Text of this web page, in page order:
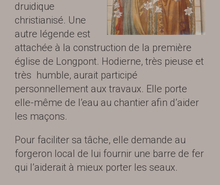
druidique
christianisé. Une
autre légende est
attachée à la construction de la première
église de Longpont. Hodierne, très pieuse et
très humble, aurait participé
personnellement aux travaux. Elle porte
elle-même de l’eau au chantier afin d’aider
les maçons.
Pour faciliter sa tâche, elle demande au
forgeron local de lui fournir une barre de fer
qui l’aiderait à mieux porter les seaux.